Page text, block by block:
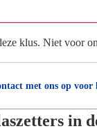
klus. Niet voor
met ons op voor
in